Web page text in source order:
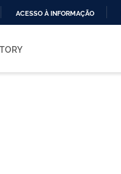
ACESSO À INFORMAÇÃO